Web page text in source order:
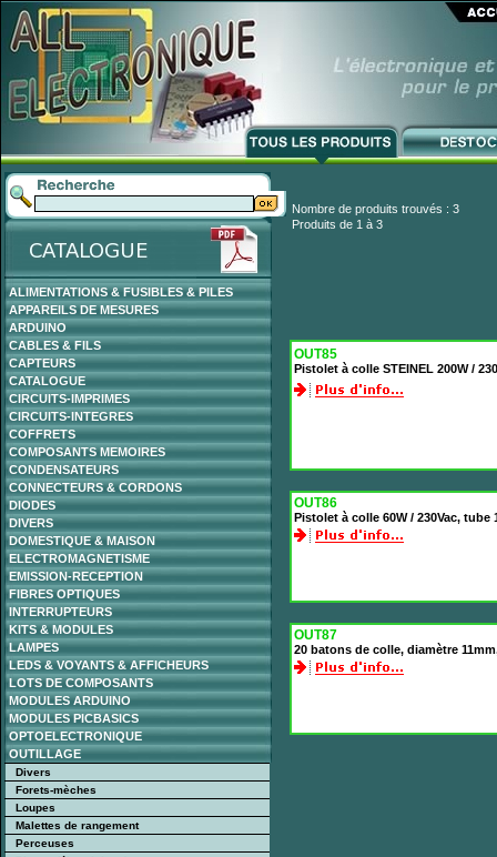
ALIMENTATIONS & FUSIBLES & PILES
APPAREILS DE MESURES
ARDUINO
CABLES & FILS
CAPTEURS
CATALOGUE
CIRCUITS-IMPRIMES
CIRCUITS-INTEGRES
COFFRETS
COMPOSANTS MEMOIRES
CONDENSATEURS
CONNECTEURS & CORDONS
DIODES
DIVERS
DOMESTIQUE & MAISON
ELECTROMAGNETISME
EMISSION-RECEPTION
FIBRES OPTIQUES
INTERRUPTEURS
KITS & MODULES
LAMPES
LEDS & VOYANTS & AFFICHEURS
LOTS DE COMPOSANTS
MODULES ARDUINO
MODULES PICBASICS
OPTOELECTRONIQUE
OUTILLAGE
Divers
Forets-mèches
Loupes
Malettes de rangement
Perceuses
Nombre de produits trouvés : 3
Produits de 1 à 3
OUT85
Pistolet à colle STEINEL 200W /
OUT86
Pistolet à colle 60W / 230Vac, tube
OUT87
20 batons de colle, diamètre